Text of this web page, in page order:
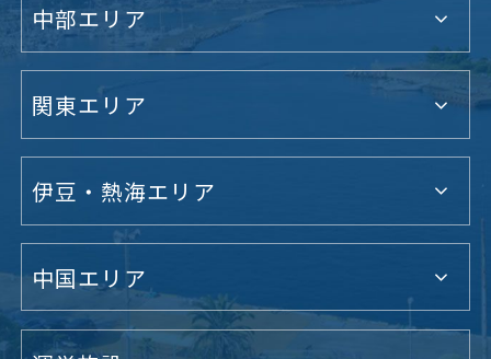
中部エリア
関東エリア
伊豆・熱海エリア
中国エリア